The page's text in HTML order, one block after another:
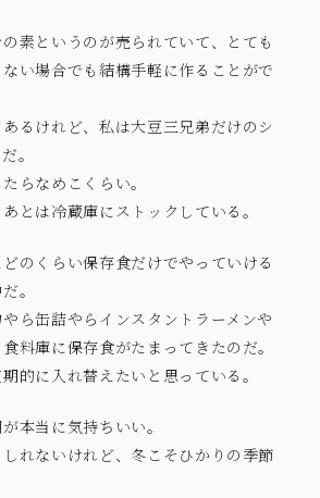
素というのが売られていて、とても
い場合でも結構手軽に作ることがで
るけれど、私は大豆三兄弟だけのシ
。
らなめこくらい。
とは冷蔵庫にストックしている。
のくらい保存食だけでやっていける
。
ら缶詰やらインスタントラーメンや
料庫に保存食がたまってきたのだ。
的に入れ替えたいと思っている。
本当に気持ちいい。
れないけれど、冬こそひかりの季節